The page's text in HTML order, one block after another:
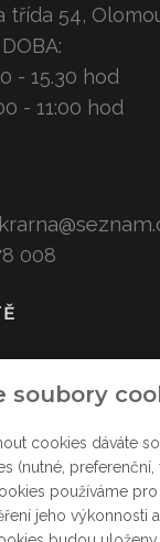
třída 54,
- 15.30 hod
- 11:00 hod
arna@sez
008
soubory
cookies dáváte
(nutné, preferenční,
používáme
jeho výkonnosti